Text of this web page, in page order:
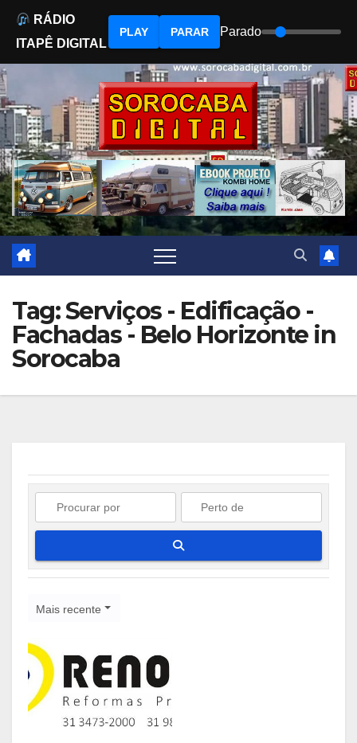
to
content
Tag: Serviços - Edificação -
Fachadas - Belo Horizonte in
Sorocaba
Mais recente
RÁDIO
ITAPÊ DIGITAL
PLAY PARAR Parado